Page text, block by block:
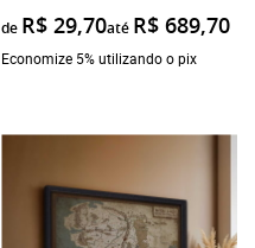
de R$ 29,70até R$ 689,70
Economize 5% utilizando o pix